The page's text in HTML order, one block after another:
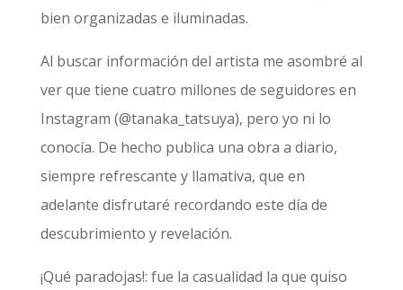
bien organizadas e iluminadas.
Al buscar información del artista me asombré al
ver que tiene cuatro millones de seguidores en
Instagram (@tanaka_tatsuya), pero yo ni lo
conocía. De hecho publica una obra a diario,
siempre refrescante y llamativa, que en
adelante disfrutaré recordando este día de
descubrimiento y revelación.
¡Qué paradojas!: fue la casualidad la que quiso